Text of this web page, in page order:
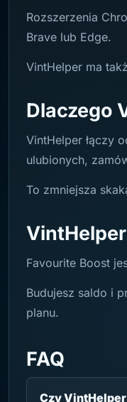
Rozszerzenia
Brave lub Edge.
VintHelper ma
Dlaczego
VintHelper łączy
ulubionych,
To zmniejsza
VintHelper
Favourite Boost
Budujesz saldo i
planu.
FAQ
Czy VintHelper